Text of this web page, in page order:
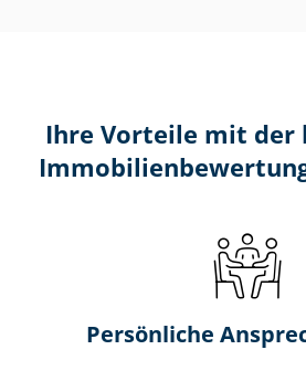
Ihre Vorteile mit der
Persönliche